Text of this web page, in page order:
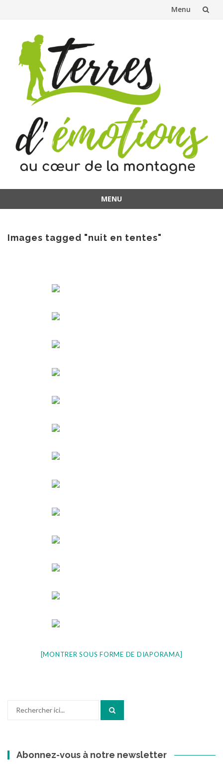
Menu
contenu
MENU
contenu
Images tagged "nuit en tentes"
[MONTRER SOUS FORME DE DIAPORAMA]
Abonnez-vous à notre newsletter